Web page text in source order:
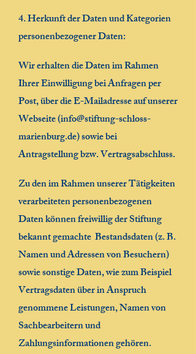
4. Herkunft der Daten und Kategorien
personenbezogener Daten:
Wir erhalten die Daten im Rahmen
Ihrer Einwilligung bei Anfragen per
Post, über die E-Mailadresse auf unserer
Webseite (info@stiftung-schloss-
marienburg.de) sowie bei
Antragstellung bzw. Vertragsabschluss.
Zu den im Rahmen unserer Tätigkeiten
verarbeiteten personenbezogenen
Daten können freiwillig der Stiftung
bekannt gemachte Bestandsdaten (z. B.
Namen und Adressen von Besuchern)
sowie sonstige Daten, wie zum Beispiel
Vertragsdaten über in Anspruch
genommene Leistungen, Namen von
Sachbearbeitern und
Zahlungsinformationen gehören.